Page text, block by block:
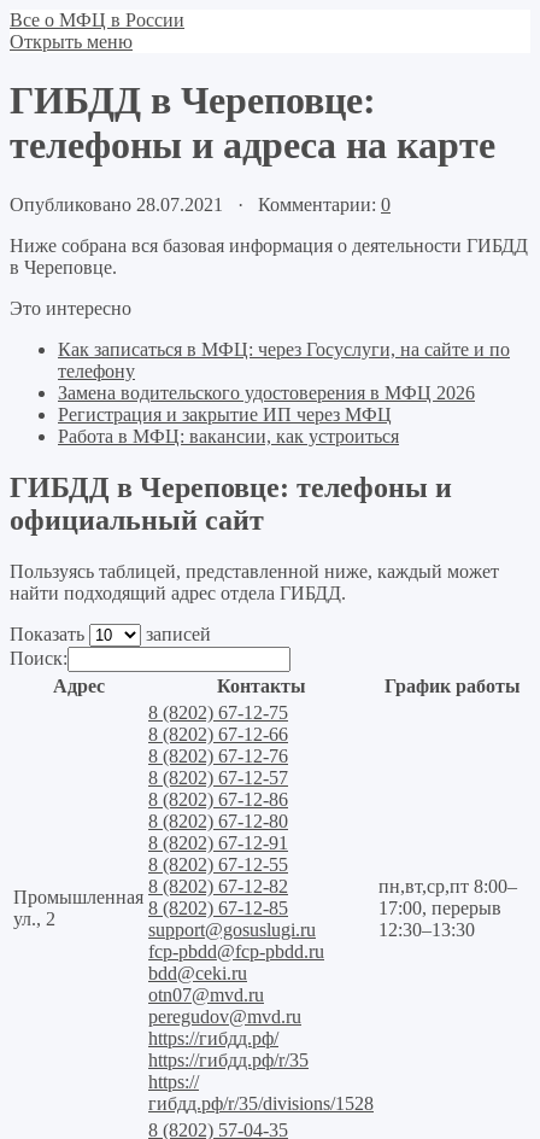
Все о МФЦ в России
Открыть меню
ГИБДД в Череповце:
телефоны и адреса на карте
Опубликовано 28.07.2021 · Комментарии: 0
Ниже собрана вся базовая информация о деятельности ГИБДД
в Череповце.
Это интересно
Как записаться в МФЦ: через Госуслуги, на сайте и по
телефону
Замена водительского удостоверения в МФЦ 2026
Регистрация и закрытие ИП через МФЦ
Работа в МФЦ: вакансии, как устроиться
ГИБДД в Череповце: телефоны и
официальный сайт
Пользуясь таблицей, представленной ниже, каждый может
найти подходящий адрес отдела ГИБДД.
Показать
записей
Поиск:
Адрес
Контакты График работы
Промышленная
ул., 2
8 (8202) 67-12-75
8 (8202) 67-12-66
8 (8202) 67-12-76
8 (8202) 67-12-57
8 (8202) 67-12-86
8 (8202) 67-12-80
8 (8202) 67-12-91
8 (8202) 67-12-55
8 (8202) 67-12-82
8 (8202) 67-12-85
support@gosuslugi.ru
fcp-pbdd@fcp-pbdd.ru
bdd@ceki.ru
otn07@mvd.ru
peregudov@mvd.ru
https://гибдд.рф/
https://гибдд.рф/r/35
https://
гибдд.рф/r/35/divisions/1528
пн,вт,ср,пт 8:00–
17:00, перерыв
12:30–13:30
8 (8202) 57-04-35